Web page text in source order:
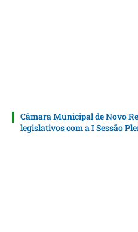
Câmara Municipal de Novo
legislativos com a I Sessão